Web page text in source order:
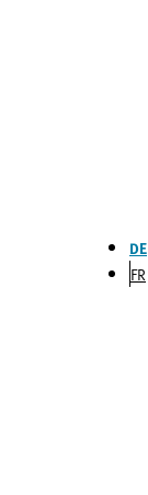
DE
FR